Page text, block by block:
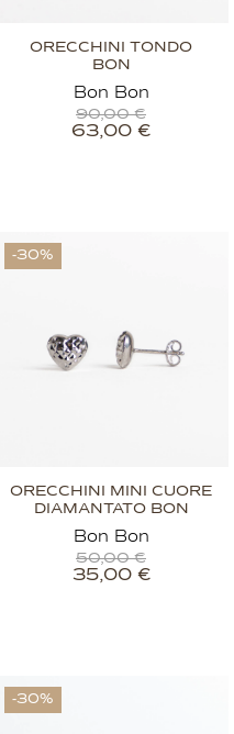
ORECCHINI TONDO
BON
Bon Bon
90,00€
63,00 €
-30%
ORECCHINI MINI CUORE
DIAMANTATO BON
Bon Bon
50,00€
35,00 €
-30%